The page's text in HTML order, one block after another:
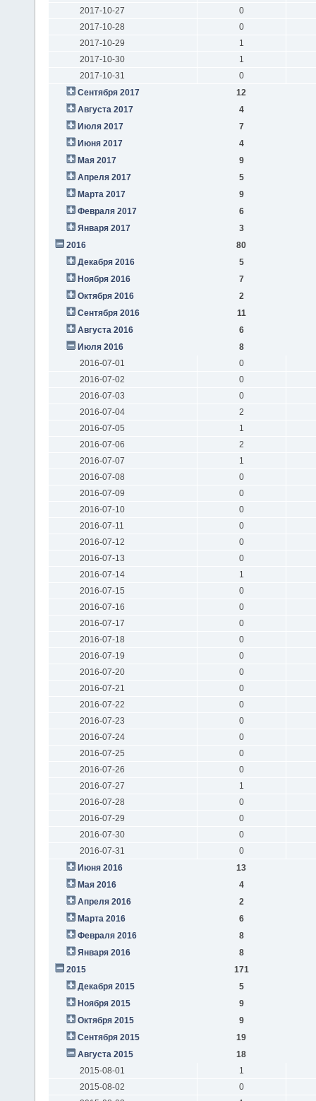
2017-10-27
0
2017-10-28
0
2017-10-29
1
2017-10-30
1
2017-10-31
0
Сентября 2017
12
Августа 2017
4
Июля 2017
7
Июня 2017
4
Мая 2017
9
Апреля 2017
5
Марта 2017
9
Февраля 2017
6
Января 2017
3
2016
80
Декабря 2016
5
Ноября 2016
7
Октября 2016
2
Сентября 2016
11
Августа 2016
6
Июля 2016
8
2016-07-01
0
2016-07-02
0
2016-07-03
0
2016-07-04
2
2016-07-05
1
2016-07-06
2
2016-07-07
1
2016-07-08
0
2016-07-09
0
2016-07-10
0
2016-07-11
0
2016-07-12
0
2016-07-13
0
2016-07-14
1
2016-07-15
0
2016-07-16
0
2016-07-17
0
2016-07-18
0
2016-07-19
0
2016-07-20
0
2016-07-21
0
2016-07-22
0
2016-07-23
0
2016-07-24
0
2016-07-25
0
2016-07-26
0
2016-07-27
1
2016-07-28
0
2016-07-29
0
2016-07-30
0
2016-07-31
0
Июня 2016
13
Мая 2016
4
Апреля 2016
2
Марта 2016
6
Февраля 2016
8
Января 2016
8
2015
171
Декабря 2015
5
Ноября 2015
9
Октября 2015
9
Сентября 2015
19
Августа 2015
18
2015-08-01
1
2015-08-02
0